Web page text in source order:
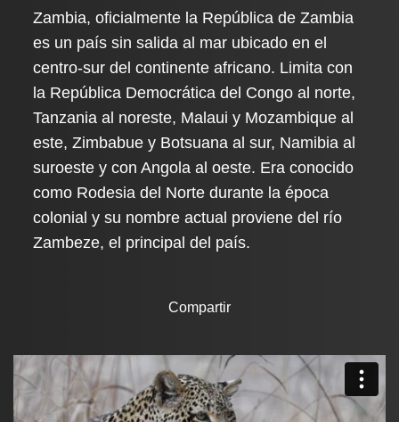
Zambia, oficialmente la República de Zambia
es un país sin salida al mar ubicado en el
centro-sur del continente africano. Limita con
la República Democrática del Congo al norte,
Tanzania al noreste, Malaui y Mozambique al
este, Zimbabue y Botsuana al sur, Namibia al
suroeste y con Angola al oeste. Era conocido
como Rodesia del Norte durante la época
colonial y su nombre actual proviene del río
Zambeze, el principal del país.
Compartir